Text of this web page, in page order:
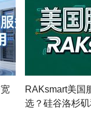
RAKsmart美国
选？硅谷洛杉